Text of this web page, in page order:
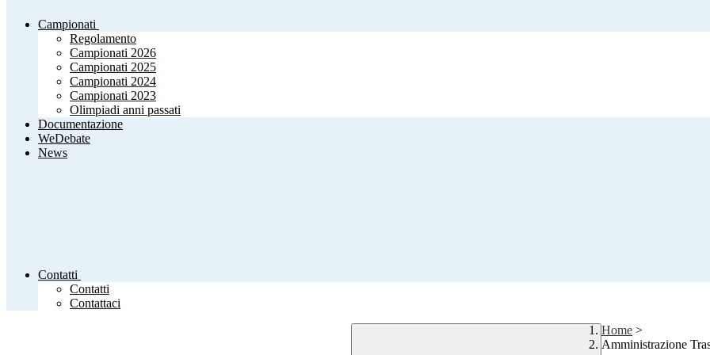
Campionati
Regolamento
Campionati 2026
Campionati 2025
Campionati 2024
Campionati 2023
Olimpiadi anni passati
Documentazione
WeDebate
News
Contatti
Contatti
Contattaci
Home >
Amministrazione